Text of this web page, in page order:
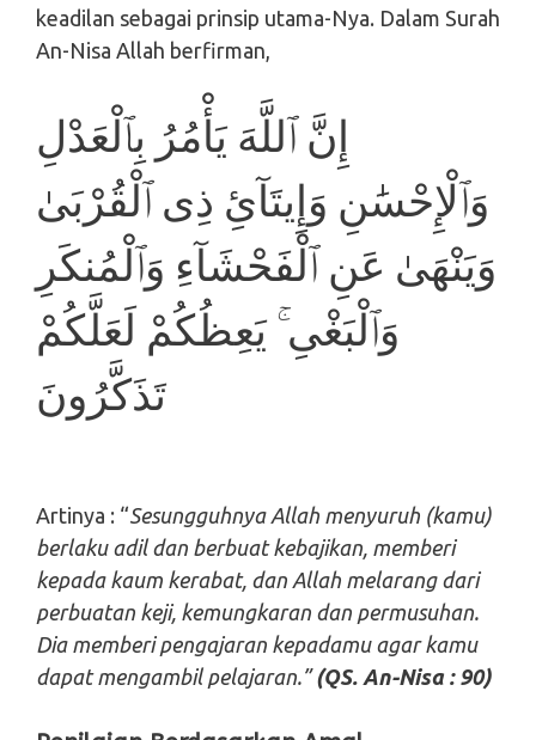
keadilan sebagai prinsip utama-Nya. Dalam Surah
An-Nisa Allah berfirman,
إِنَّ ٱللَّهَ يَأْمُرُ بِٱلْعَدْلِ
وَٱلْإِحْسَٰنِ وَإِيتَآئِ ذِى ٱلْقُرْبَىٰ
وَيَنْهَىٰ عَنِ ٱلْفَحْشَآءِ وَٱلْمُنكَرِ
وَٱلْبَغْىِ ۚ يَعِظُكُمْ لَعَلَّكُمْ
تَذَكَّرُونَ
Artinya : “ Sesungguhnya Allah menyuruh (kamu)
berlaku adil dan berbuat kebajikan, memberi
kepada kaum kerabat, dan Allah melarang dari
perbuatan keji, kemungkaran dan permusuhan.
Dia memberi pengajaran kepadamu agar kamu
dapat mengambil pelajaran.”(QS. An-Nisa : 90)